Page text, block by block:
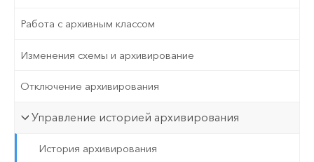
Работа с архивным классом
Изменения схемы и архивирование
Отключение архивирования
Управление историей архивирования
История архивирования